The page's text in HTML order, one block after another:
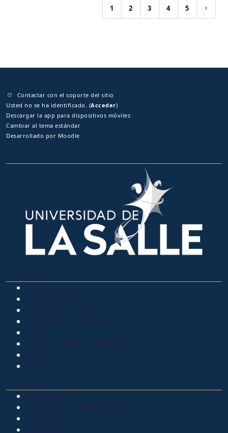
1
(current)
2 3 4 5
Contactar con el soporte del sitio
Usted no se ha identificado. (Acceder)
Descargar la app para dispositivos móviles
Cambiar al tema estándar
Desarrollado por Moodle